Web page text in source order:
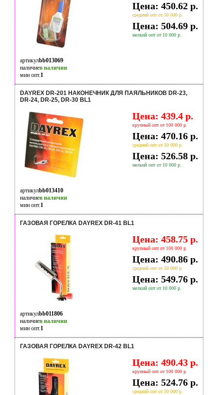
Цена: 450.62 р.
средний опт от 50 000 р.
Цена: 504.69 р.
мелкий опт от 10 000 р.
артикулbb013069
наличиев наличии
мин опт.1
DAYREX DR-201 НАКОНЕЧНИК ДЛЯ ПАЯЛЬНИКОВ DR-23,
DR-24, DR-25, DR-30 BL1
Цена: 439.4 р.
крупный опт от 100 000 р.
Цена: 470.16 р.
средний опт от 50 000 р.
Цена: 526.58 р.
мелкий опт от 10 000 р.
артикулbb013410
наличиев наличии
мин опт.1
ГАЗОВАЯ ГОРЕЛКА DAYREX DR-41 BL1
Цена: 458.75 р.
крупный опт от 100 000 р.
Цена: 490.86 р.
средний опт от 50 000 р.
Цена: 549.76 р.
мелкий опт от 10 000 р.
артикулbb011806
наличиев наличии
мин опт.1
ГАЗОВАЯ ГОРЕЛКА DAYREX DR-42 BL1
Цена: 490.43 р.
крупный опт от 100 000 р.
Цена: 524.76 р.
средний опт от 50 000 р.